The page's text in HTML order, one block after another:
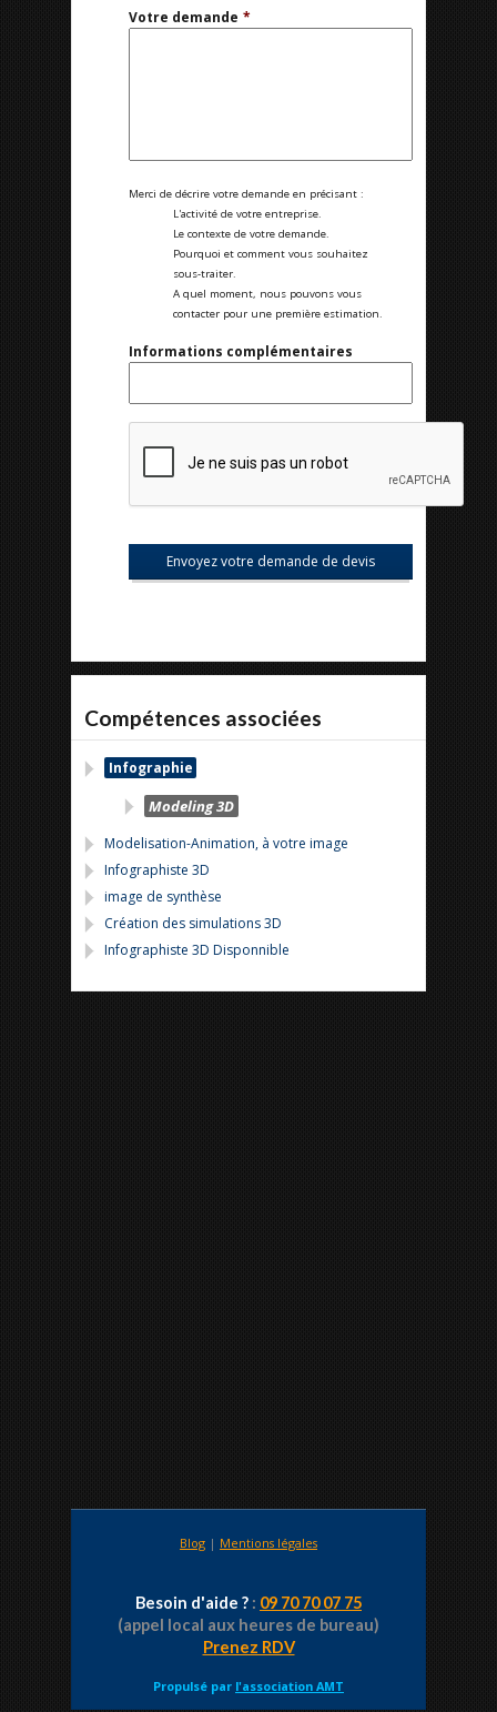
Votre demande *
Merci de décrire votre demande en précisant :
L'activité de votre entreprise.
Le contexte de votre demande.
Pourquoi et comment vous souhaitez
sous-traiter.
A quel moment, nous pouvons vous
contacter pour une première estimation.
Informations complémentaires
Compétences associées
Infographie
Modeling 3D
Modelisation-Animation, à votre image
Infographiste 3D
image de synthèse
Création des simulations 3D
Infographiste 3D Disponnible
Blog | Mentions légales
Besoin d'aide ? : 09 70 70 07 75
(appel local aux heures de bureau)
Prenez RDV
Propulsé par l'association AMT